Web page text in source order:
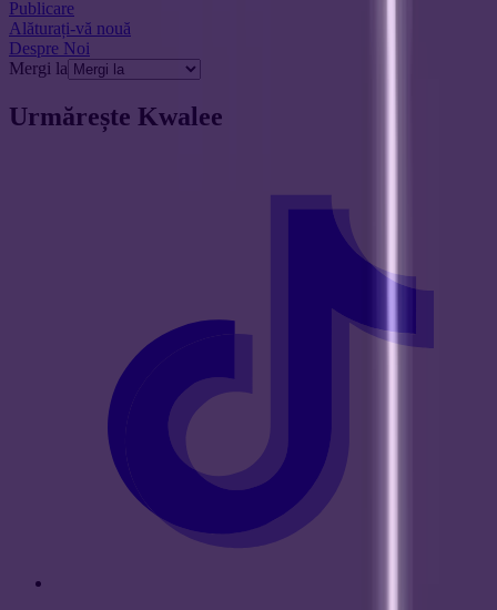
Publicare
Alăturați-vă nouă
Despre Noi
Mergi la
Urmărește Kwalee